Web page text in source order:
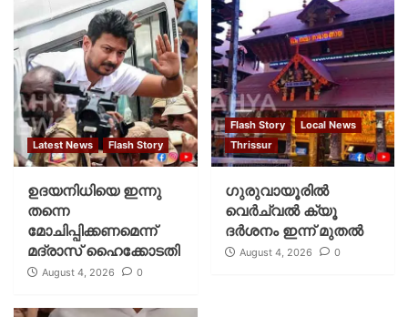
Latest News Flash Story
ഉദയനിധിയെ ഇന്നു
തന്നെ
മോചിപ്പിക്കണമെന്ന്
മദ്രാസ് ഹൈക്കോടതി
August 4, 2026 0
Flash Story
Local News
Thrissur
ഗുരുവായൂരില്‍
വെര്‍ച്വല്‍ ക്യൂ
ദര്‍ശനം ഇന്ന് മുതല്‍
August 4, 2026 0